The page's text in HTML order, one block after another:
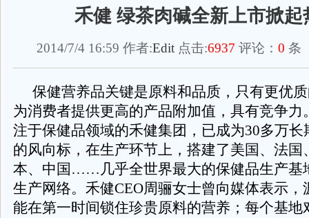
禾健 绿茶肉碱全新上市掀起
2014/7/4 16:59 作者:Edit 点击:6937 评论： 0 条
保健营养品关键是原料和品质，只有更优
为消费者提供更高的产品附加值，具有竞争力
注于保健品领域的禾健集团，已成为30多万长
的风向标，在生产环节上，搭建了美国、法国
本、中国……几乎全世界最大的保健品生产基
生产网络。禾健CEO周骊女士曾向媒体表示，
能在第一时间锁住珍贵原料的营养；每个基地